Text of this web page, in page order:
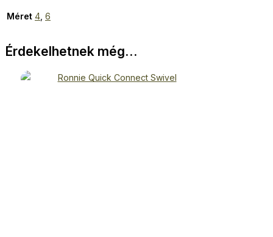
Méret 4, 6
Érdekelhetnek még…